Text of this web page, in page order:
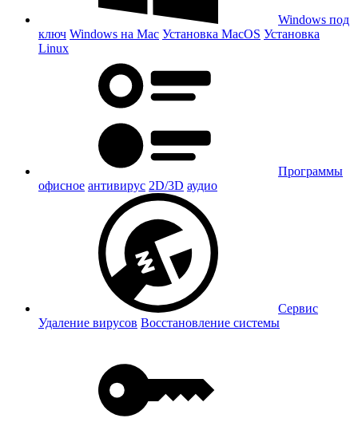
Windows под
ключ Windows на Mac Установка MacOS Установка
Linux
Программы
офисное антивирус 2D/3D аудио
Сервис
Удаление вирусов Восстановление системы